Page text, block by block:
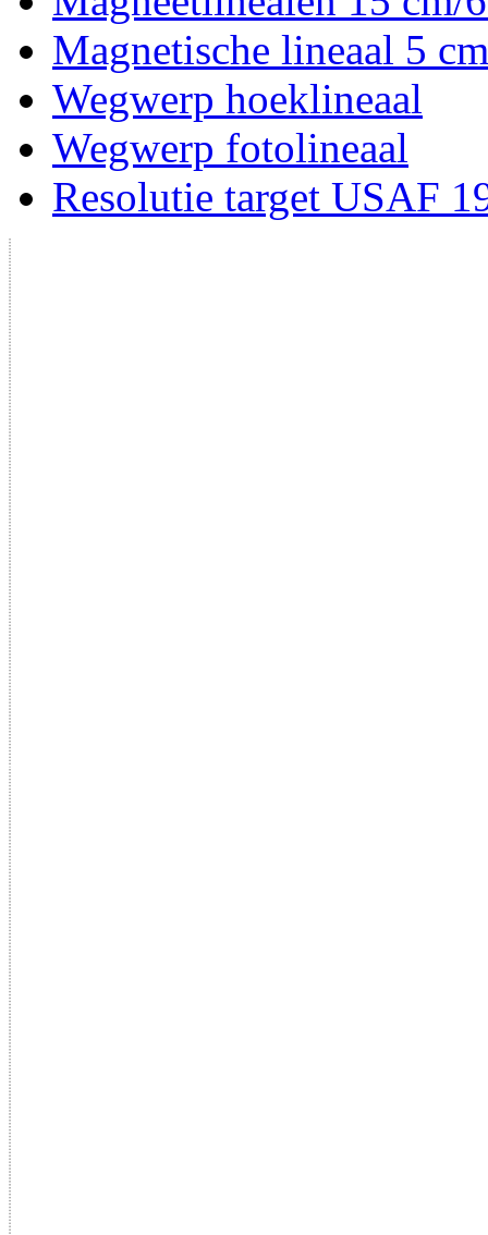
Magnetische lineaal 5
Wegwerp hoeklineaal
Wegwerp fotolineaal
Resolutie target USAF